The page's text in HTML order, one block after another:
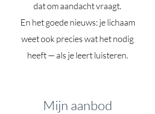
dat om aandacht vraagt.
En het goede nieuws: je lichaam
weet ook precies wat het nodig
heeft — als je leert luisteren.
Mijn aanbod